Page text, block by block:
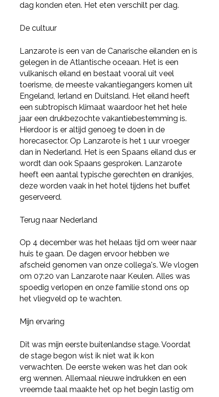
dag konden eten. Het eten verschilt per dag.
De cultuur
Lanzarote is een van de Canarische eilanden en is
gelegen in de Atlantische oceaan. Het is een
vulkanisch eiland en bestaat vooral uit veel
toerisme, de meeste vakantiegangers komen uit
Engeland, Ierland en Duitsland. Het eiland heeft
een subtropisch klimaat waardoor het het hele
jaar een drukbezochte vakantiebestemming is.
Hierdoor is er altijd genoeg te doen in de
horecasector. Op Lanzarote is het 1 uur vroeger
dan in Nederland. Het is een Spaans eiland dus er
wordt dan ook Spaans gesproken. Lanzarote
heeft een aantal typische gerechten en drankjes,
deze worden vaak in het hotel tijdens het buffet
geserveerd.
Terug naar Nederland
Op 4 december was het helaas tijd om weer naar
huis te gaan. De dagen ervoor hebben we
afscheid genomen van onze collega's. We vlogen
om 07:20 van Lanzarote naar Keulen. Alles was
spoedig verlopen en onze familie stond ons op
het vliegveld op te wachten.
Mijn ervaring
Dit was mijn eerste buitenlandse stage. Voordat
de stage begon wist ik niet wat ik kon
verwachten. De eerste weken was het dan ook
erg wennen. Allemaal nieuwe indrukken en een
vreemde taal maakte het op het begin lastig om
Deel via Facebook
Deel via Twitter
Deel via LinkedIn